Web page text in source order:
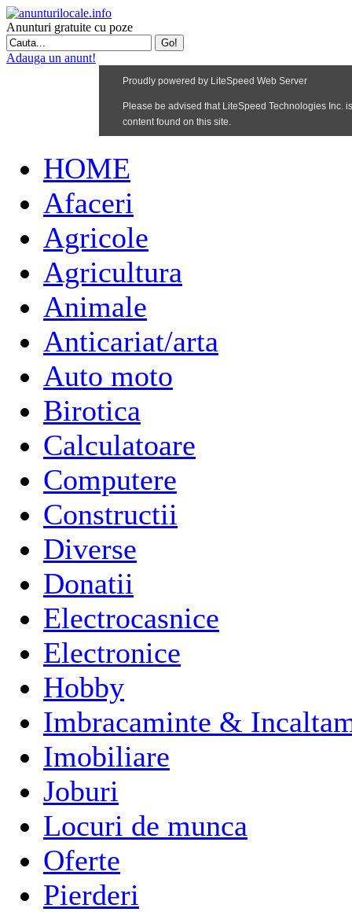
Anunturi gratuite cu poze
Adauga un anunt!
HOME
Afaceri
Agricole
Agricultura
Animale
Anticariat/arta
Auto moto
Birotica
Calculatoare
Computere
Constructii
Diverse
Donatii
Electrocasnice
Electronice
Hobby
Imbracaminte &
Imobiliare
Joburi
Locuri de munca
Oferte
Pierderi